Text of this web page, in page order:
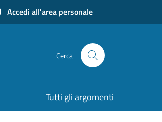
Accedi all'area personale
Cerca
Tutti gli argomenti